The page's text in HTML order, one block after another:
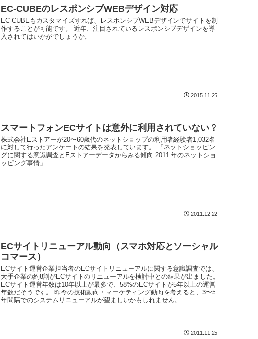
EC-CUBEのレスポンシブWEBデザイン対応
EC-CUBEもカスタマイズすれば、レスポンシブWEBデザインでサイトを制
作することが可能です。 近年、注目されているレスポンシブデザインを導
入されてはいかがでしょうか。
2015.11.25
スマートフォンECサイトは意外に利用されていない？
株式会社Eストアーが20〜60歳代のネットショップの利用者経験者1,032名
に対して行ったアンケートの結果を発表しています。 「ネットショッピン
グに関する意識調査とEストアーデータからみる傾向 2011 年のネットショ
ッピング事情」
2011.12.22
ECサイトリニューアル動向（スマホ対応とソーシャル
コマース）
ECサイト運営企業担当者のECサイトリニューアルに関する意識調査では、
大手企業の約8割がECサイトのリニューアルを検討中との結果が出ました。
ECサイト運営年数は10年以上が最多で、58%のECサイトが5年以上の運営
年数だそうです。 昨今の技術動向・マーケティング動向を考えると、3〜5
年間隔でのシステムリニューアルが望ましいかもしれません。
2011.11.25